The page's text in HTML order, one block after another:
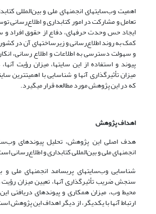
اهمیت وب‌سایتهای انجمنهای ملی و بین‌المللی
تعامل و مشارکت در امور کتابداری و اطلاع‌رسانی
ایجاد حس وحدت حرفه­ای، دفاع از حقوق افراد و
کمک به روند اطلاع‌رسانی و زیر­ساختهای آن در
و سهولت دسترسی به اطلاعات و اطلاع رسانی،
پیوند و استفاده از این سایتها، میزان رؤیت
میزان تأثیرگذاری آنها و شناسایی با اهمیت­ترین
که در این پژوهش مورد مطالعه قرار می­گیرد.
اهداف پژوهش
هدف اصلی این پژوهش، تحلیل پیوندهای
انجمنهای ملی و بین‌المللی کتابداری و اطلاع‌رسانی
شناسایی وب‌سایتهای پربسامد انجمنهای ملی و
سنجش ضریب تأثیرگذاری آنها، تعیین میزان
محیط وب، میزان همکاری و پیوندهای دریافتی
ارتباط آنها با یکدیگر، از دیگر اهداف این پژوهش